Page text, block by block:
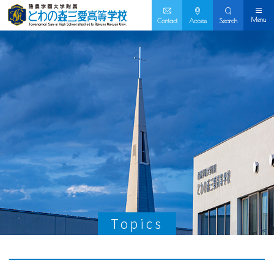
Contact Access Search Menu
Topics